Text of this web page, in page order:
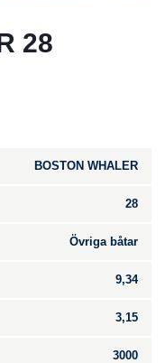
28
BOSTON WHALER
28
Övriga båtar
9,34
3,15
3000